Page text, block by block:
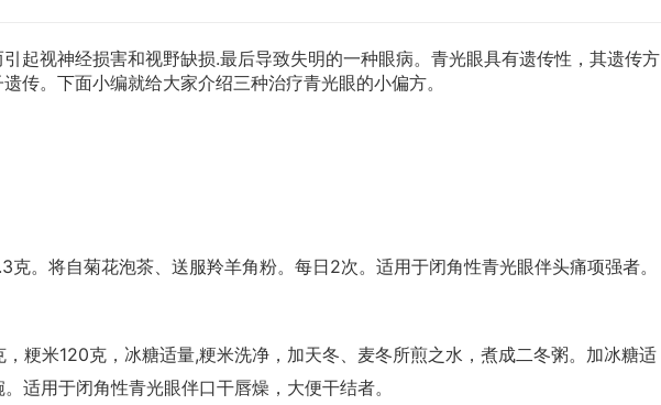
起视神经损害和视野缺损.最后导致失明的一种眼病。青光眼具有遗传性，其遗传方
传。下面小编就给大家介绍三种治疗青光眼的小偏方。
。将自菊花泡茶、送服羚羊角粉。每日2次。适用于闭角性青光眼伴头痛项强者。
米120克，冰糖适量,粳米洗净，加天冬、麦冬所煎之水，煮成二冬粥。加冰糖适
适用于闭角性青光眼伴口干唇燥，大便干结者。